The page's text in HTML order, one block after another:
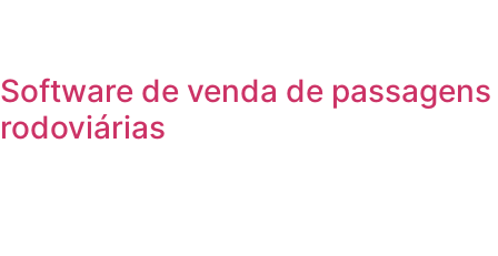
Software de venda de passagens
rodoviárias